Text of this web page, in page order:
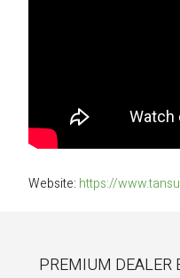
Website: https://
PREMIUM DEALER